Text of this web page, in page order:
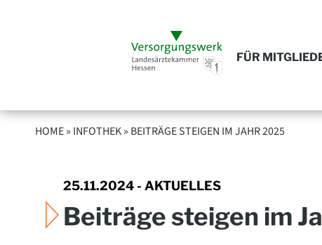
FÜR
HOME » INFOTHEK» BEITRÄGE STEIGEN IM JAHR 2025
25.11.2024 - AKTUELLES
Beiträge steigen im